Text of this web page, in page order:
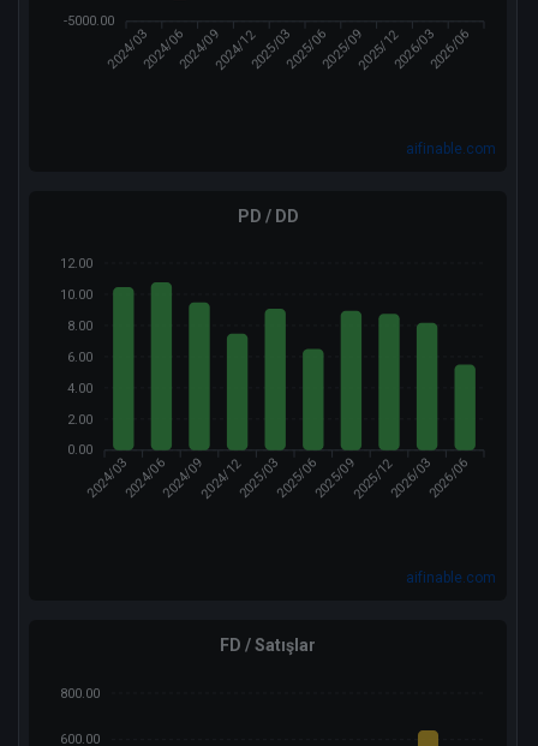
-5000.00
2024/032024/062024/092024/122025/032025/062025/092025/122026/032026/06
aifinable.com
PD / DD
12.00
10.00
8.00
6.00
4.00
2.00
0.00
2024/032024/062024/092024/122025/032025/062025/092025/122026/032026/06
aifinable.com
FD / Satışlar
800.00
600.00